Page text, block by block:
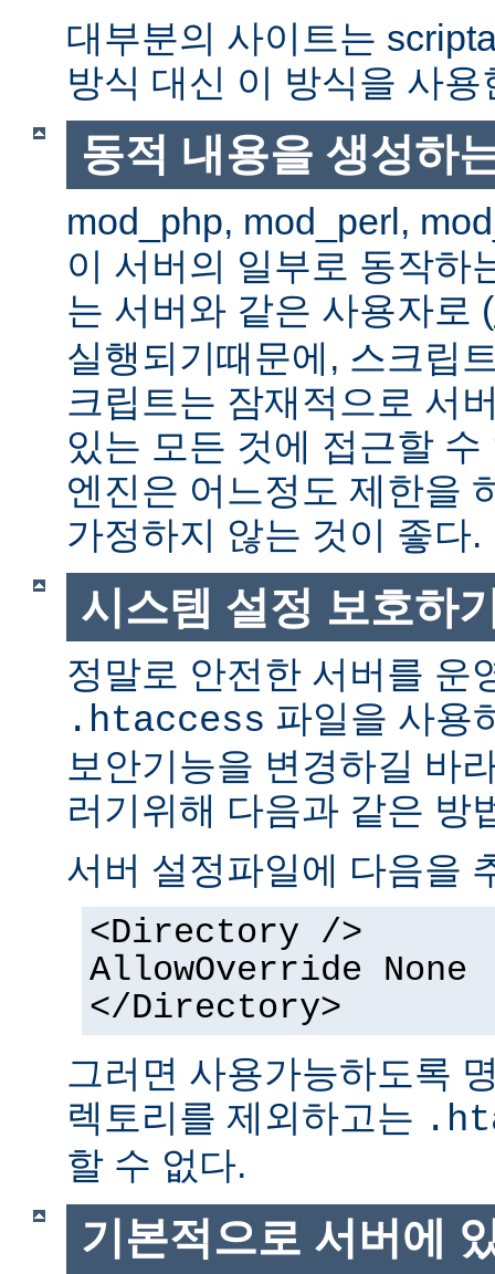
대부분의 사이트는
방식 대신 이 방식을 사용
동적 내용을 생성하
mod_php, mod_perl,
이 서버의 일부로 동작하
는 서버와 같은 사용자로 (
실행되기때문에, 스크립
크립트는 잠재적으로 서
있는 모든 것에 접근할
엔진은 어느정도 제한을
가정하지 않는 것이 좋다.
시스템 설정 보호하
정말로 안전한 서버를 운
.htaccess 파일을 사용
보안기능을 변경하길 바
러기위해 다음과 같은 방
서버 설정파일에 다음을
<Directory />
AllowOverride None
</Directory>
그러면 사용가능하도록
렉토리를 제외하고는
할 수 없다.
기본적으로 서버에